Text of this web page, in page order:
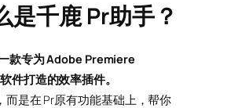
是千鹿 Pr助手？
款专为Adobe Premiere
件打造的效率插件。
而是在 Pr原有功能基础上，帮你